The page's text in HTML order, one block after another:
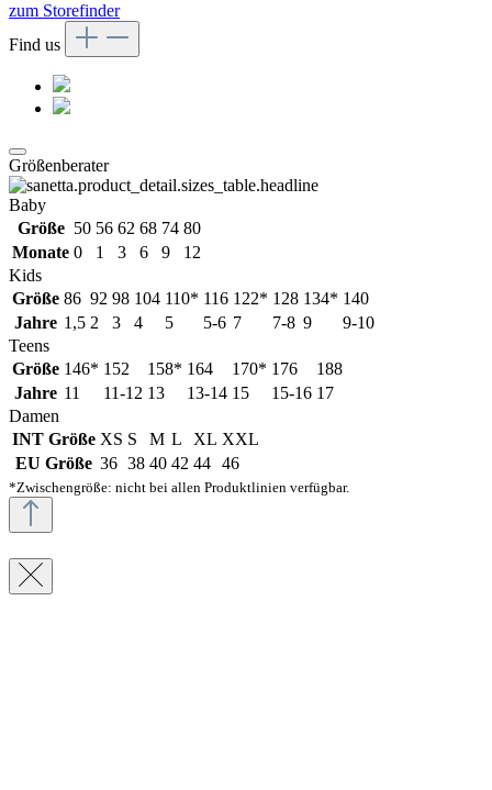
zum Storefinder
Find us
Größenberater
Baby
Größe 50 56 62 68 74 80
Monate 0 1 3 6 9
12
Kids
Größe 86 92 98 104 110* 116 122* 128 134* 140
Jahre 1,5 2 3 4 5 5-6 7 7-8 9
9-10
Teens
Größe 146* 152 158* 164 170* 176
188
Jahre 11 11-12 13 13-14 15 15-16 17
Damen
INT Größe XS S M L XL XXL
EU Größe 36 38 40 42 44 46
*Zwischengröße: nicht bei allen Produktlinien verfügbar.